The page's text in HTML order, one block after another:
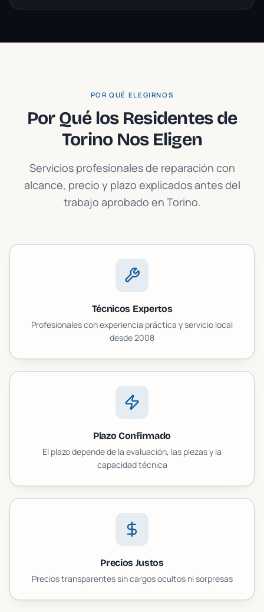
POR QUÉ ELEGIRNOS
Por Qué los Residentes de
TorinoNos Eligen
Servicios profesionales de reparación con
alcance, precio y plazo explicados antes del
trabajo aprobado en Torino.
Técnicos Expertos
Profesionales con experiencia práctica y servicio local
desde 2008
Plazo Confirmado
El plazo depende de la evaluación, las piezas y la
capacidad técnica
Precios Justos
Precios transparentes sin cargos ocultos ni sorpresas